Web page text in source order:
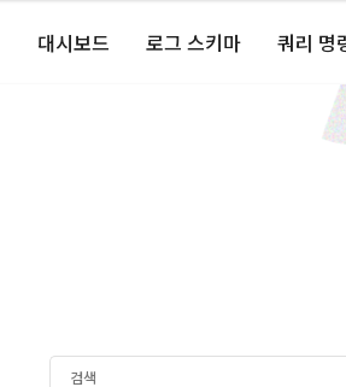
대시보드 로그 스키마 쿼리 명